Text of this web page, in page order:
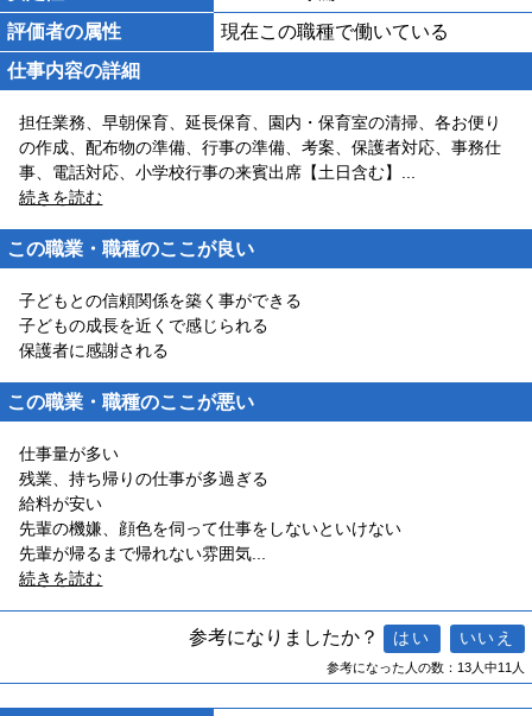
評価者の属性
現在この職種で働いている
仕事内容の詳細
担任業務、早朝保育、延長保育、園内・保育室の清掃、各お便り
の作成、配布物の準備、行事の準備、考案、保護者対応、事務仕
事、電話対応、小学校行事の来賓出席【土日含む】
続きを読む
この職業・職種のここが良い
子どもとの信頼関係を築く事ができる
子どもの成長を近くで感じられる
保護者に感謝される
この職業・職種のここが悪い
仕事量が多い
残業、持ち帰りの仕事が多過ぎる
給料が安い
先輩の機嫌、顔色を伺って仕事をしないといけない
先輩が帰るまで帰れない雰囲気
続きを読む
参考になりましたか？
参考になった人の数：13人中11人